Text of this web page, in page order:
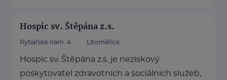
Hospic sv. Štěpána z.s.
Rybářské nám. 4 Litoměřice
Hospic sv. Štěpána z.s. je neziskový
poskytovatel zdravotních a sociálních služeb,